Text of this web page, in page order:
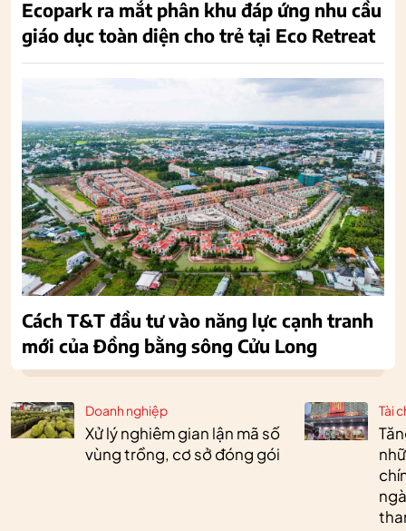
Doanh nghiệp
Xử lý nghiêm gian lận mã số
vùng trồng, cơ sở đóng gói
Tài
Ecopark ra mắt phân khu đáp ứng nhu cầu
giáo dục toàn diện cho trẻ tại Eco Retreat
Cách T&T đầu tư vào năng lực cạnh tranh
mới của Đồng bằng sông Cửu Long